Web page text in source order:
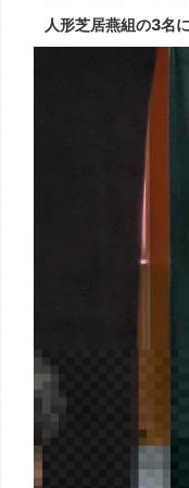
人形芝居燕組の3名